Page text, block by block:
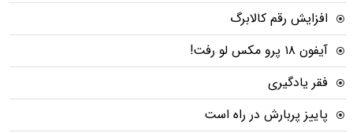
افزایش رقم کالابرگ
آیفون ۱۸ پرو مکس لو رفت!
فقر یادگیری
پاییز پربارش در راه است